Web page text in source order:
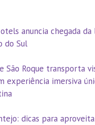
anuncia chegada da
do Sul
São Roque transporta
experiência imersiva
dicas para